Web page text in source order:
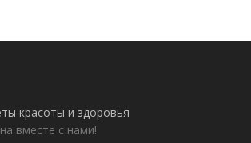
красоты и здоровья
вместе с нами!